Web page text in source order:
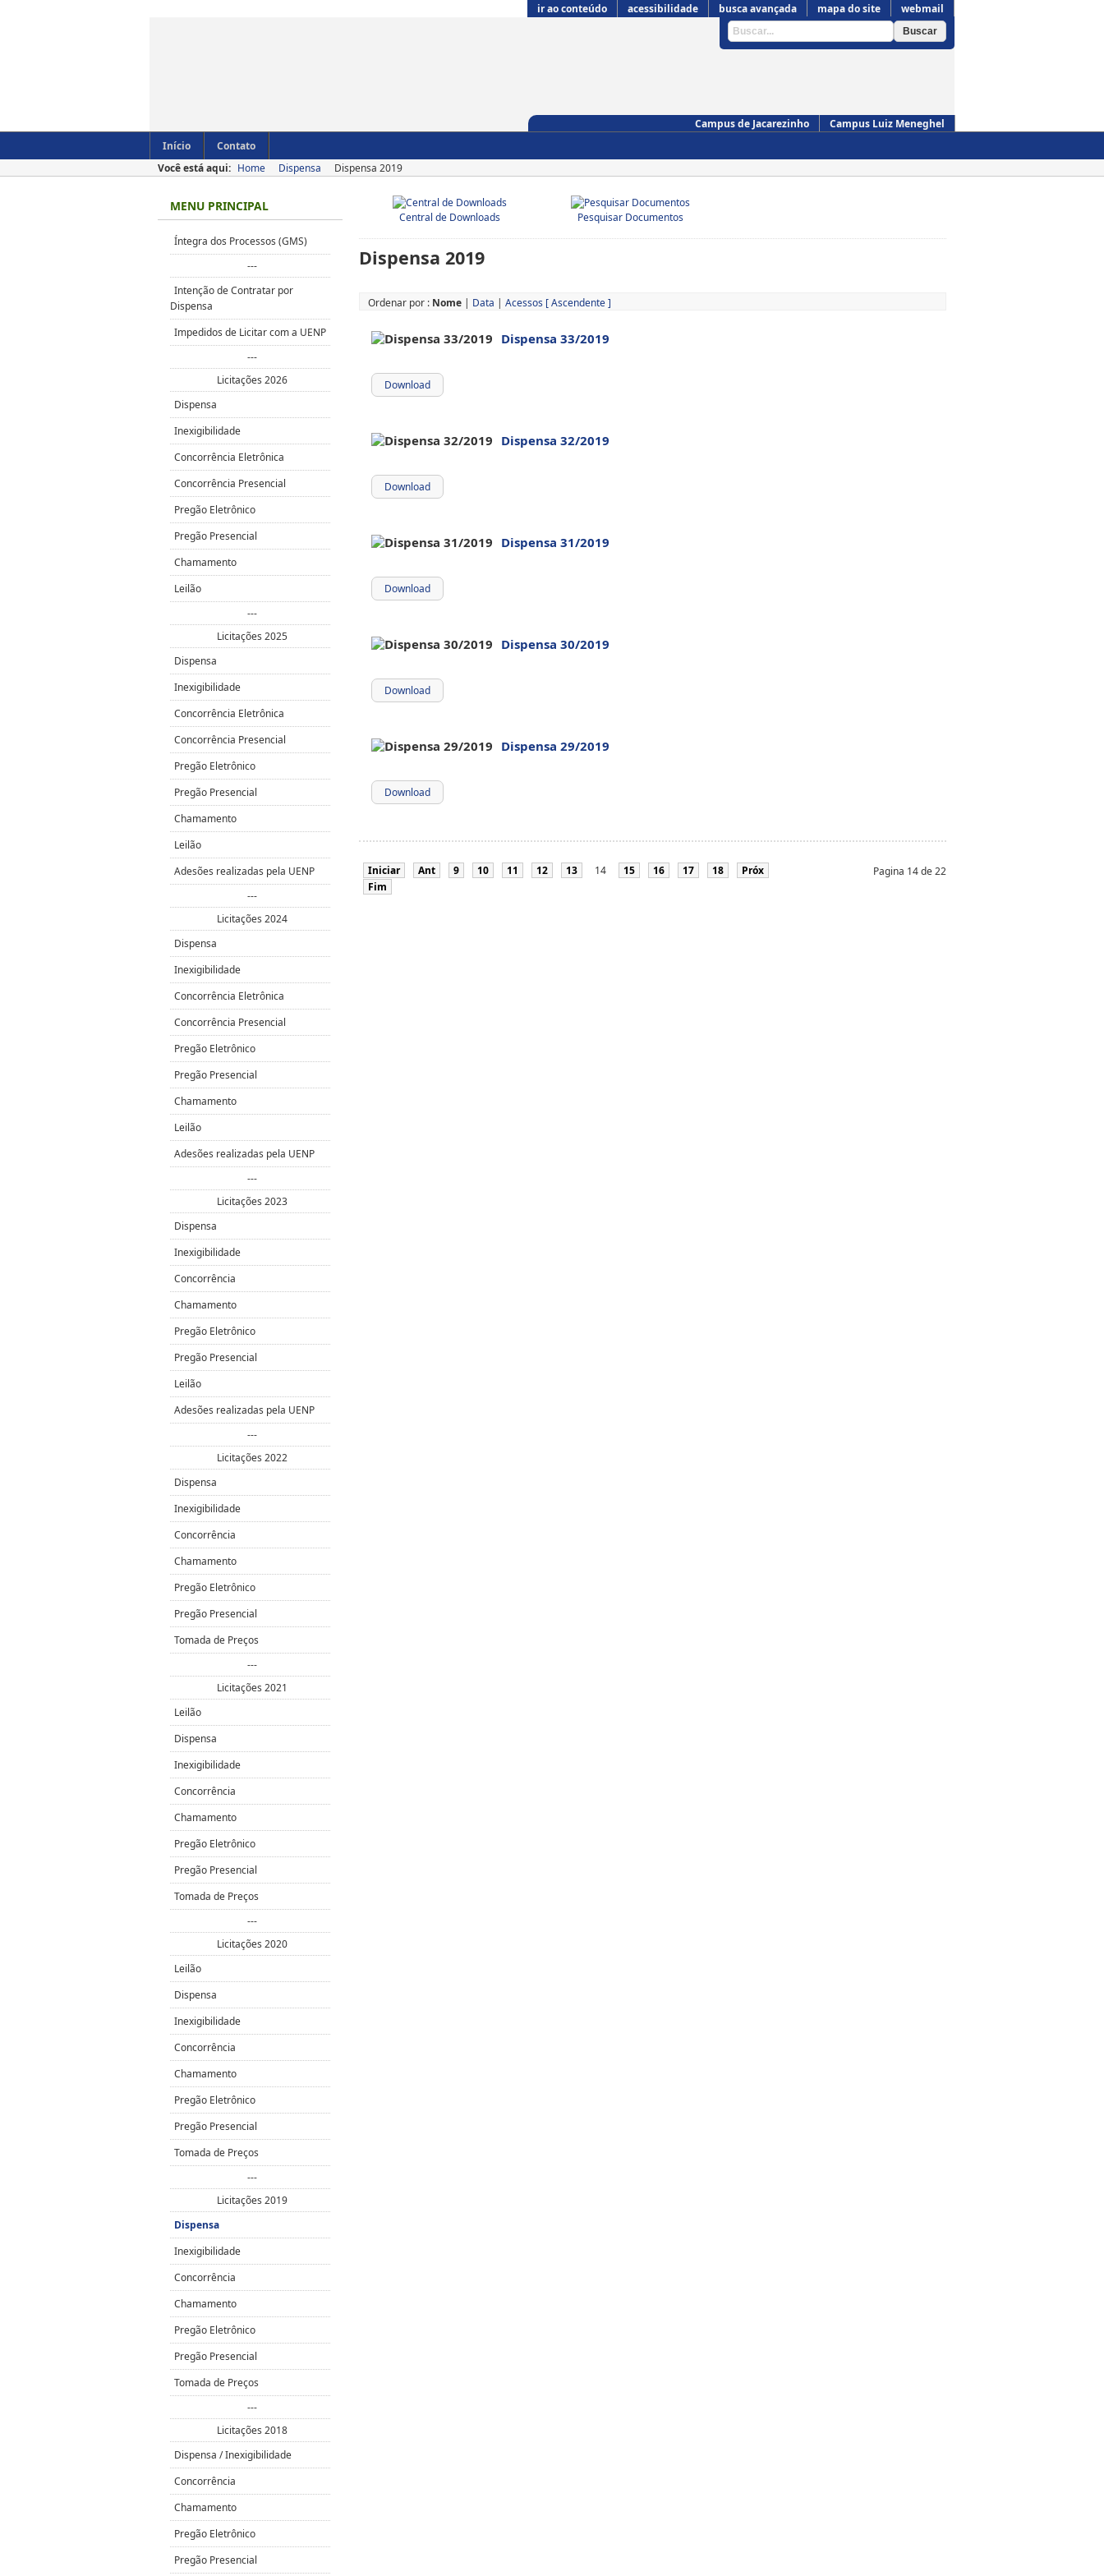
webmail
mapa do site
busca avançada
acessibilidade
ir ao conteúdo
Campus Luiz Meneghel
Campus de Jacarezinho
Início
Contato
Você está aqui: Home Dispensa Dispensa 2019
Central de Downloads Pesquisar Documentos
Dispensa 2019
Ordenar por : Nome | Data | Acessos [ Ascendente ]
Dispensa 33/2019
Download
Dispensa 32/2019
Download
Dispensa 31/2019
Download
Dispensa 30/2019
Download
Dispensa 29/2019
Download
Pagina 14 de 22
Iniciar Ant 9 10 11 12 13 14 15 16 17 18
Próx
Fim
MENU PRINCIPAL
Íntegra dos Processos (GMS)
---
Intenção de Contratar por
Dispensa
Impedidos de Licitar com a UENP
---
Licitações 2026
Dispensa
Inexigibilidade
Concorrência Eletrônica
Concorrência Presencial
Pregão Eletrônico
Pregão Presencial
Chamamento
Leilão
---
Licitações 2025
Dispensa
Inexigibilidade
Concorrência Eletrônica
Concorrência Presencial
Pregão Eletrônico
Pregão Presencial
Chamamento
Leilão
Adesões realizadas pela UENP
---
Licitações 2024
Dispensa
Inexigibilidade
Concorrência Eletrônica
Concorrência Presencial
Pregão Eletrônico
Pregão Presencial
Chamamento
Leilão
Adesões realizadas pela UENP
---
Licitações 2023
Dispensa
Inexigibilidade
Concorrência
Chamamento
Pregão Eletrônico
Pregão Presencial
Leilão
Adesões realizadas pela UENP
---
Licitações 2022
Dispensa
Inexigibilidade
Concorrência
Chamamento
Pregão Eletrônico
Pregão Presencial
Tomada de Preços
---
Licitações 2021
Leilão
Dispensa
Inexigibilidade
Concorrência
Chamamento
Pregão Eletrônico
Pregão Presencial
Tomada de Preços
---
Licitações 2020
Leilão
Dispensa
Inexigibilidade
Concorrência
Chamamento
Pregão Eletrônico
Pregão Presencial
Tomada de Preços
---
Licitações 2019
Dispensa
Inexigibilidade
Concorrência
Chamamento
Pregão Eletrônico
Pregão Presencial
Tomada de Preços
---
Licitações 2018
Dispensa / Inexigibilidade
Concorrência
Chamamento
Pregão Eletrônico
Pregão Presencial